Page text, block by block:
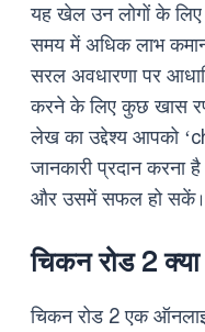
यह खेल उन लोगों के
समय में अधिक लाभ
सरल अवधारणा पर
करने के लिए कुछ खास
लेख का उद्देश्य आपको
जानकारी प्रदान
और उसमें सफल हो सकें।
चिकन रोड 2
चिकन रोड 2 एक